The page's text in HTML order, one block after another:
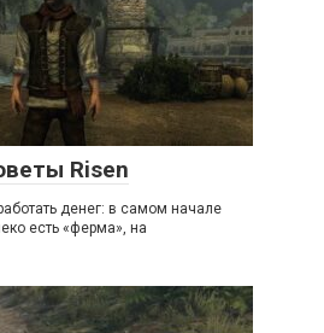
Risen
денег: в самом начале
есть «ферма», на